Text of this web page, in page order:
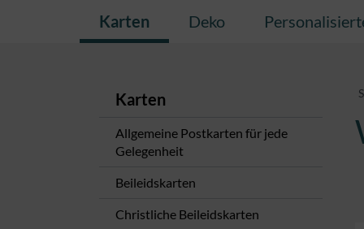
Karten Deko
Karten
Allgemeine Postkarten für jede
Gelegenheit
Beileidskarten
Christliche Beileidskarten